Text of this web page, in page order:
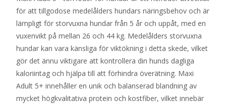
för att tillgodose medelålders hundars näringsbehov och är
lämpligt för storvuxna hundar från 5 år och uppåt, med en
vuxenvikt på mellan 26 och 44 kg. Medelålders storvuxna
hundar kan vara känsliga för viktökning i detta skede, vilket
gör det ännu viktigare att kontrollera din hunds dagliga
kaloriintag och hjälpa till att förhindra överätning. Maxi
Adult 5+ innehåller en unik och balanserad blandning av
mycket högkvalitativa protein och kostfiber, vilket innebär